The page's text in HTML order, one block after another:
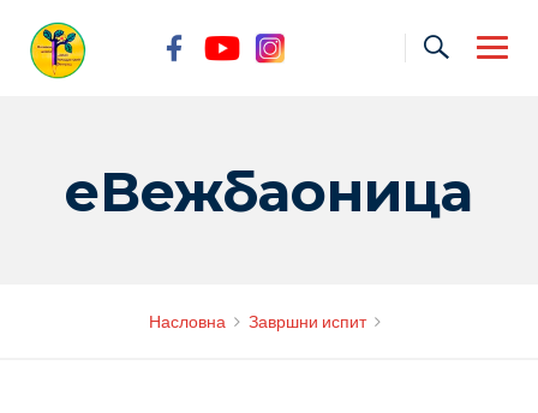
content
еВежбаоница
Насловна Завршни испит